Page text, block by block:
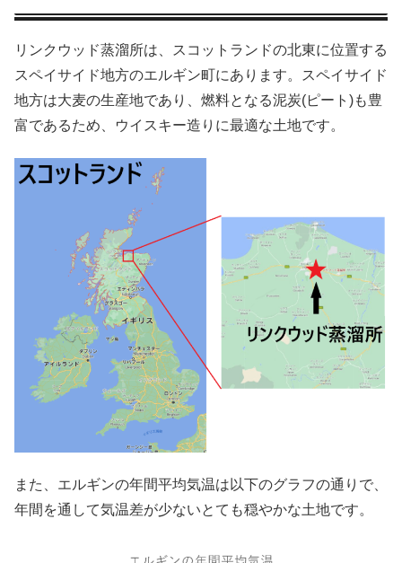
リンクウッド蒸溜所は、スコットランドの北東に位置する
スペイサイド地方のエルギン町にあります。スペイサイド
地方は大麦の生産地であり、燃料となる泥炭(ピート)も豊
富であるため、ウイスキー造りに最適な土地です。
また、エルギンの年間平均気温は以下のグラフの通りで、
年間を通して気温差が少ないとても穏やかな土地です。